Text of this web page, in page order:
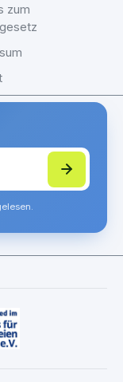
zum